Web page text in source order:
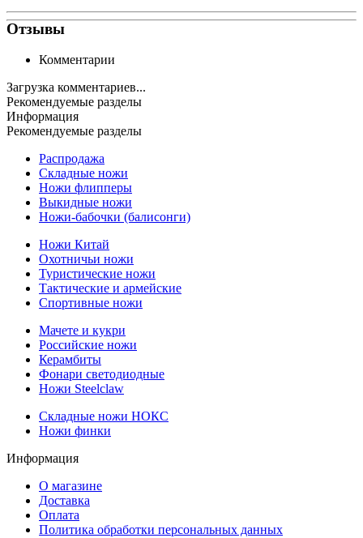
Отзывы
Комментарии
Загрузка комментариев...
Рекомендуемые разделы
Информация
Рекомендуемые разделы
Распродажа
Складные ножи
Ножи флипперы
Выкидные ножи
Ножи-бабочки (балисонги)
Ножи Китай
Охотничьи ножи
Туристические ножи
Тактические и армейские
Спортивные ножи
Мачете и кукри
Российские ножи
Керамбиты
Фонари светодиодные
Ножи Steelclaw
Складные ножи НОКС
Ножи финки
Информация
О магазине
Доставка
Оплата
Политика обработки персональных данных